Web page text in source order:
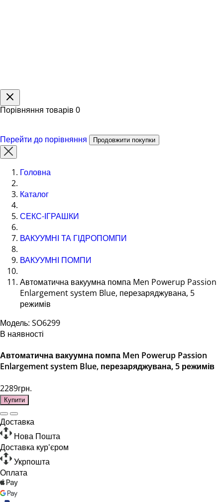
Порівняння товарів 0
Перейти до порівняння Продовжити покупки
Головна
Каталог
СЕКС-ІГРАШКИ
ВАКУУМНІ ТА ГІДРОПОМПИ
ВАКУУМНІ ПОМПИ
Автоматична вакуумна помпа Men Powerup Passion
Enlargement system Blue, перезаряджувана, 5
режимів
Модель: SO6299
В наявності
Автоматична вакуумна помпа Men Powerup Passion
Enlargement system Blue, перезаряджувана, 5 режимів
2289грн.
Купити
Доставка
Нова Пошта
Доставка кур'єром
Укрпошта
Оплата